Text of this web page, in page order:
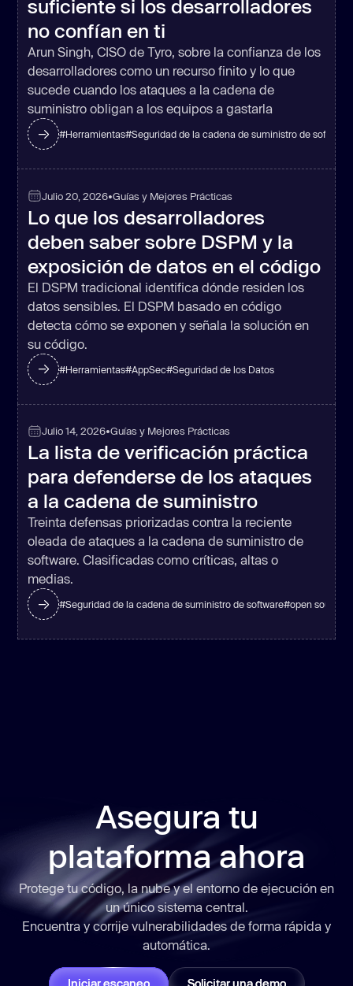
suficiente si los desarrolladores
no confían en ti
Arun Singh, CISO de Tyro, sobre la confianza de los
desarrolladores como un recurso finito y lo que
sucede cuando los ataques a la cadena de
suministro obligan a los equipos a gastarla
#Herramientas#Seguridad de la cadena de suministro de software
Julio 20, 2026•Guías y Mejores Prácticas
Lo que los desarrolladores
deben saber sobre DSPM y la
exposición de datos en el código
El DSPM tradicional identifica dónde residen los
datos sensibles. El DSPM basado en código
detecta cómo se exponen y señala la solución en
su código.
#Herramientas#AppSec#Seguridad de los Datos
Julio 14, 2026•Guías y Mejores Prácticas
La lista de verificación práctica
para defenderse de los ataques
a la cadena de suministro
Treinta defensas priorizadas contra la reciente
oleada de ataques a la cadena de suministro de
software. Clasificadas como críticas, altas o
medias.
#Seguridad de la cadena de suministro de software#open source
Asegura tu
plataforma ahora
Protege tu código, la nube y el entorno de ejecución en
un único sistema central.
Encuentra y corrije vulnerabilidades de forma rápida y
automática.